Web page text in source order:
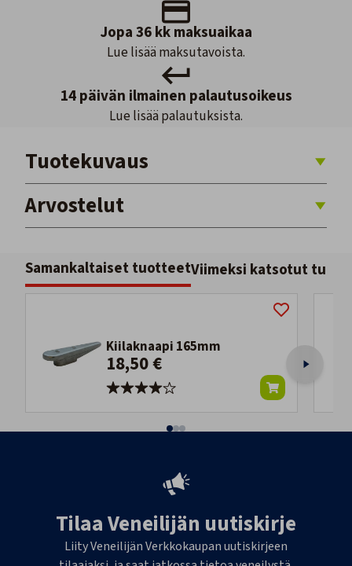
Jopa 36 kk maksuaikaa
Lue lisää maksutavoista.
14 päivän ilmainen palautusoikeus
Lue lisää palautuksista.
Tuotekuvaus
Arvostelut
Samankaltaiset tuotteetViimeksi katsotut
Kiilaknaapi 165mm
18,50 €
Tilaa Veneilijän uutiskirje
Liity Veneilijän Verkkokaupan uutiskirjeen